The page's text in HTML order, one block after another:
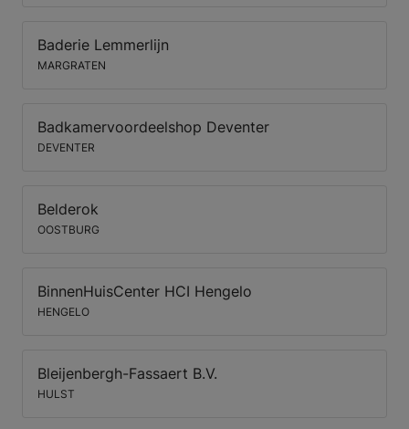
Baderie Lemmerlijn
MARGRATEN
Badkamervoordeelshop Deventer
DEVENTER
Belderok
OOSTBURG
BinnenHuisCenter HCI Hengelo
HENGELO
Bleijenbergh-Fassaert B.V.
HULST